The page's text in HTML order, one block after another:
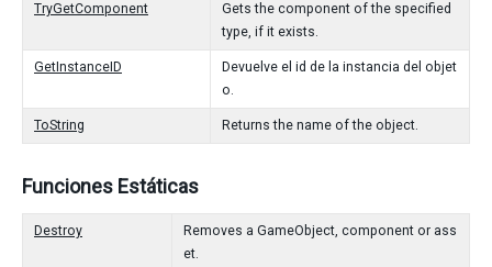
TryGetComponent
Gets the component of the specified
type, if it exists.
GetInstanceID
Devuelve el id de la instancia del objet
o.
ToString Returns the name of the object.
Funciones Estáticas
Destroy
Removes a GameObject, component or ass
et.